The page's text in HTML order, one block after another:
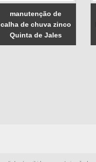
manutenção de
calha de chuva zinco
Quinta de Jales